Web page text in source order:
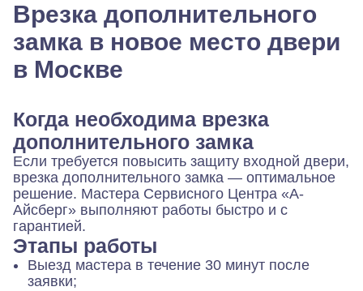
Врезка дополнительного
замка в новое место двери
в Москве
Когда необходима врезка
дополнительного замка
Если требуется повысить защиту входной двери,
врезка дополнительного замка — оптимальное
решение. Мастера Сервисного Центра «А-
Айсберг» выполняют работы быстро и с
гарантией.
Этапы работы
Выезд мастера в течение 30 минут после
заявки;